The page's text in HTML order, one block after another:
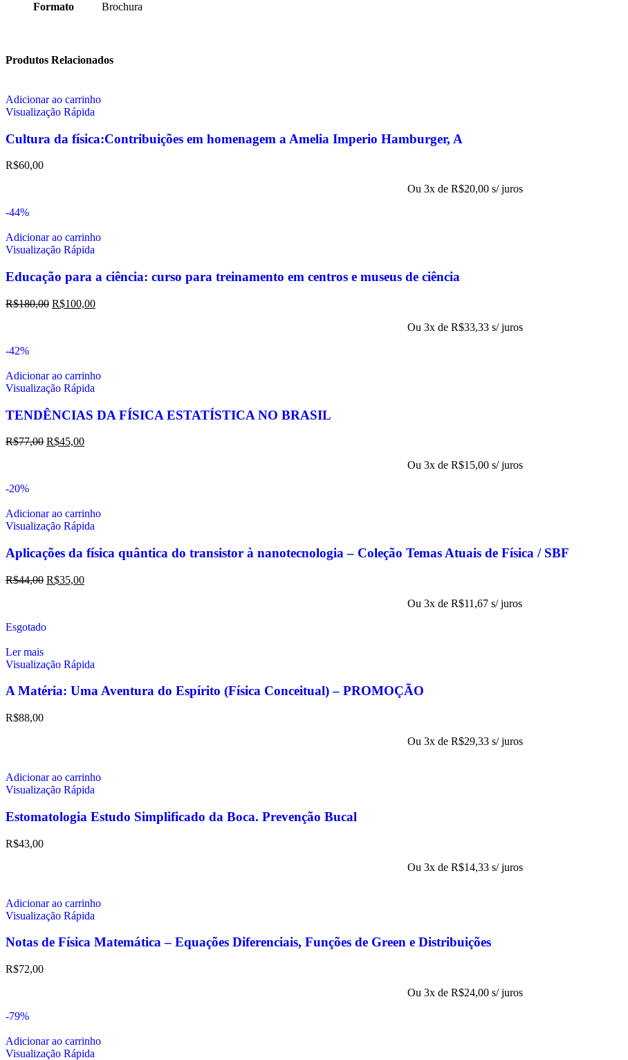
Formato Brochura
Produtos Relacionados
Adicionar ao carrinho
Visualização Rápida
Cultura da física:Contribuições em homenagem a Amelia Imperio Hamburger, A
R$60,00
Ou 3x de R$20,00 s/ juros
-44%
Adicionar ao carrinho
Visualização Rápida
Educação para a ciência: curso para treinamento em centros e museus de ciência
R$180,00 R$100,00
Ou 3x de R$33,33 s/ juros
-42%
Adicionar ao carrinho
Visualização Rápida
TENDÊNCIAS DA FÍSICA ESTATÍSTICA NO BRASIL
R$77,00 R$45,00
Ou 3x de R$15,00 s/ juros
-20%
Adicionar ao carrinho
Visualização Rápida
Aplicações da física quântica do transistor à nanotecnologia – Coleção Temas Atuais de Física / SBF
R$44,00 R$35,00
Ou 3x de R$11,67 s/ juros
Esgotado
Ler mais
Visualização Rápida
A Matéria: Uma Aventura do Espírito (Física Conceitual) – PROMOÇÃO
R$88,00
Ou 3x de R$29,33 s/ juros
Adicionar ao carrinho
Visualização Rápida
Estomatologia Estudo Simplificado da Boca. Prevenção Bucal
R$43,00
Ou 3x de R$14,33 s/ juros
Adicionar ao carrinho
Visualização Rápida
Notas de Física Matemática – Equações Diferenciais, Funções de Green e Distribuições
R$72,00
Ou 3x de R$24,00 s/ juros
-79%
Adicionar ao carrinho
Visualização Rápida